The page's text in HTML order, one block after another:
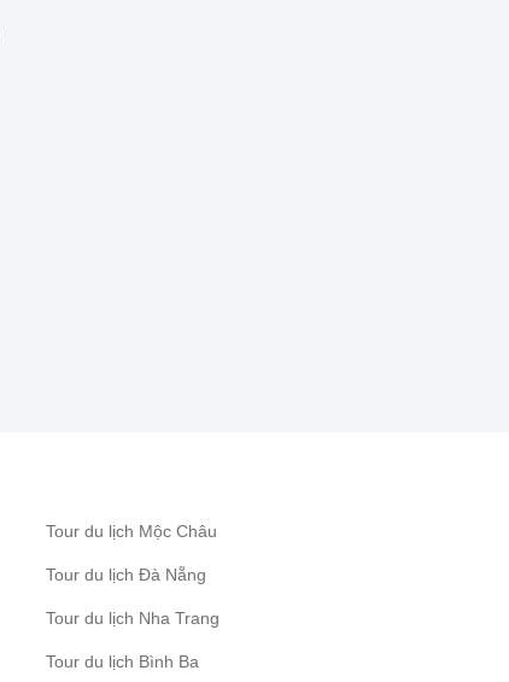
những cung đường biển
Tour du lịch Mộc Châu
Tour du lịch Đà Nẵng
Tour du lịch Nha Trang
Tour du lịch Bình Ba